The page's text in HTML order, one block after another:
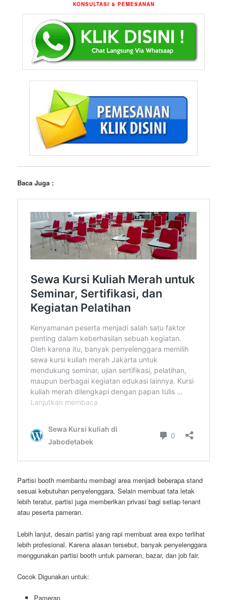
KONSULTASI & PEMESANAN
Baca Juga :
Partisi booth membantu membagi area menjadi beberapa stand
sesuai kebutuhan penyelenggara. Selain membuat tata letak
lebih teratur, partisi juga memberikan privasi bagi setiap tenant
atau peserta pameran.
Lebih lanjut, desain partisi yang rapi membuat area expo terlihat
lebih profesional. Karena alasan tersebut, banyak penyelenggara
menggunakan partisi booth untuk pameran, bazar, dan job fair.
Cocok Digunakan untuk:
Pameran